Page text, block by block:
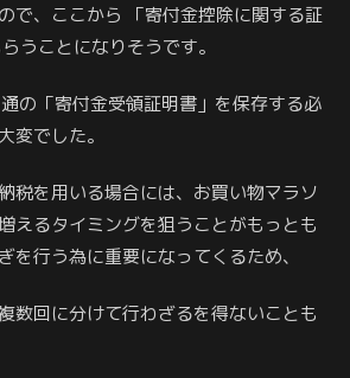
で、ここから 「寄付金控除に関する証
うことになりそうです。
の「寄付金受領証明書」を保存する必
変でした。
税を用いる場合には、お買い物マラソ
えるタイミングを狙うことがもっとも
を行う為に重要になってくるため、
数回に分けて行わざるを得ないことも